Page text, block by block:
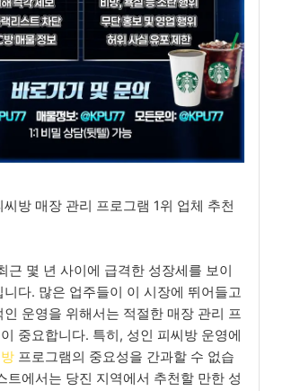
방 매장 관리 프로그램 1위 업체 추천
근 몇 년 사이에 급격한 성장세를 보이
니다. 많은 업주들이 이 시장에 뛰어들고
인 운영을 위해서는 적절한 매장 관리 프
중요합니다. 특히, 성인 피씨방 운영에
프로그램의 중요성을 간과할 수 없습
트에서는 당진 지역에서 추천할 만한 성